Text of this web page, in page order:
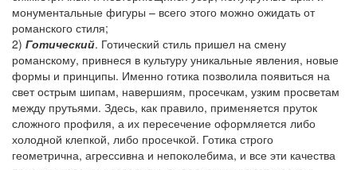
монументальные фигуры – всего этого можно ожидать от
романского стиля;
2) Готический. Готический стиль пришел на смену
романскому, привнеся в культуру уникальные явления, новые
формы и принципы. Именно готика позволила появиться на
свет острым шипам, навершиям, просечкам, узким просветам
между прутьями. Здесь, как правило, применяется пруток
сложного профиля, а их пересечение оформляется либо
холодной клепкой, либо просечкой. Готика строго
геометрична, агрессивна и непоколебима, и все эти качества